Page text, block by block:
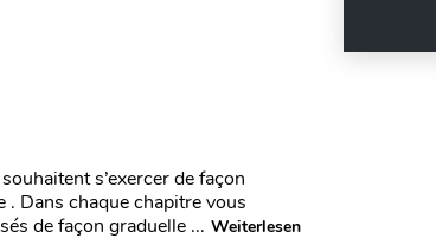
s’exercer de façon
. Dans chaque chapitre vous
de façon graduelle ... Weiterlesen